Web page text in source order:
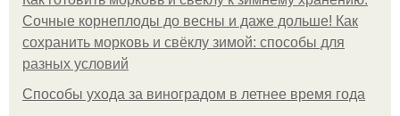
Сочные корнеплоды до весны и даже дольше! Как
сохранить морковь и свёклу зимой: способы для
разных условий
Способы ухода за виноградом в летнее время года